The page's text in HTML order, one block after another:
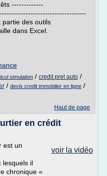
-------------
des outils
dans Excel.
simulation / credit pret auto /
/ devis credit immobilier en ligne /
Haut de page
en crédit
voir la vidéo
est un
lesquels il
chronique «